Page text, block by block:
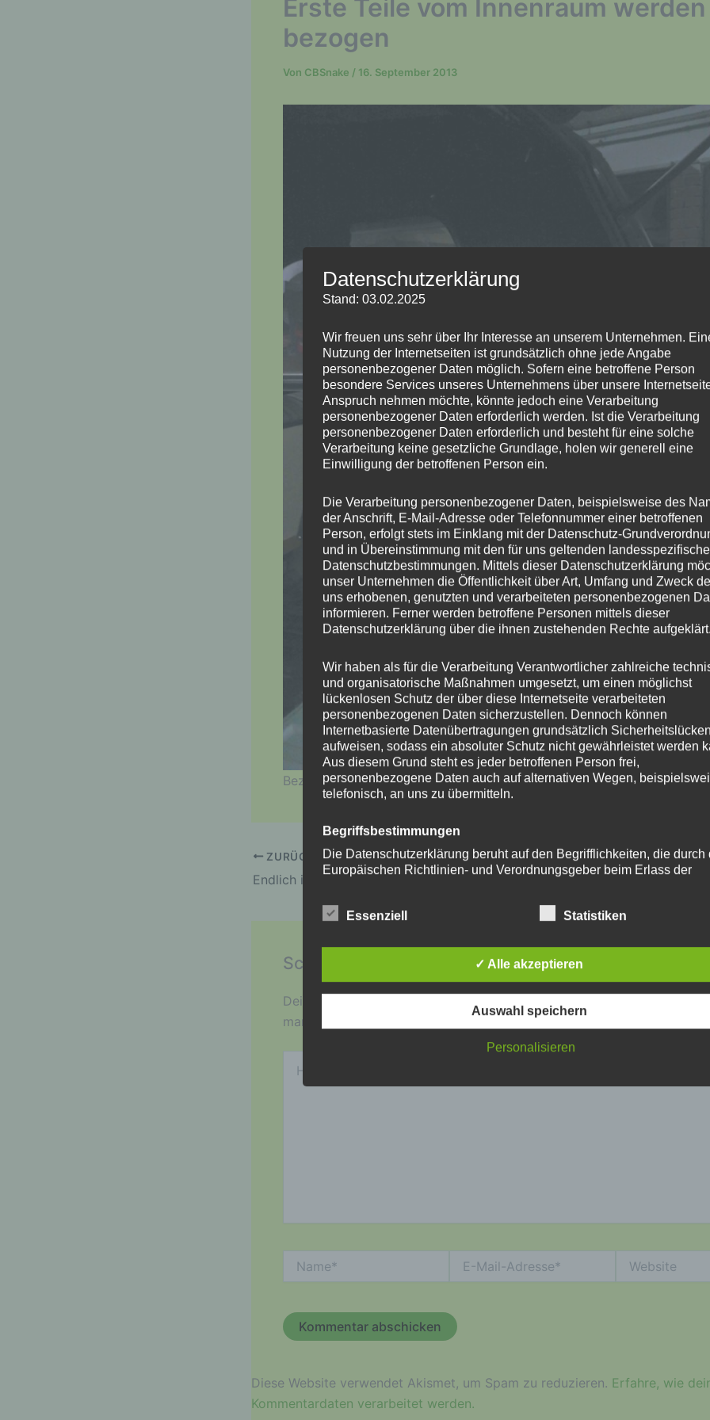
Erste Teile vom Innenraum werden
bezogen
Von CBSnake / 16. September 2013
Bezogen mit schwarzen selbstklebenden Velour
ZURÜCK
Endlich ist auch der letzte Vorhang im Bus
Schreibe einen Kommentar
Deine E-Mail-Adresse wird nicht veröffentlicht.
markiert
eingeben…
Mail-
Diese Website verwendet Akismet, um Spam zu reduzieren. Erfahre, wie
Kommentardaten verarbeitet werden.
Datenschutzerklärung
Stand: 03.02.2025
Wir freuen uns sehr über Ihr Interesse an unserem Unternehmen.
Nutzung der Internetseiten ist grundsätzlich ohne jede Angabe
personenbezogener Daten möglich. Sofern eine betroffene Person
besondere Services unseres Unternehmens über unsere
Anspruch nehmen möchte, könnte jedoch eine Verarbeitung
personenbezogener Daten erforderlich werden. Ist die Verarbeitung
personenbezogener Daten erforderlich und besteht für eine solche
Verarbeitung keine gesetzliche Grundlage, holen wir generell eine
Einwilligung der betroffenen Person ein.
Die Verarbeitung personenbezogener Daten, beispielsweise des
der Anschrift, E-Mail-Adresse oder Telefonnummer einer betroffenen
Person, erfolgt stets im Einklang mit der Datenschutz-
und in Übereinstimmung mit den für uns geltenden
Datenschutzbestimmungen. Mittels dieser Datenschutzerklärung
unser Unternehmen die Öffentlichkeit über Art, Umfang und Zweck
uns erhobenen, genutzten und verarbeiteten personenbezogenen
informieren. Ferner werden betroffene Personen mittels dieser
Datenschutzerklärung über die ihnen zustehenden Rechte
Wir haben als für die Verarbeitung Verantwortlicher zahlreiche
und organisatorische Maßnahmen umgesetzt, um einen möglichst
lückenlosen Schutz der über diese Internetseite verarbeiteten
personenbezogenen Daten sicherzustellen. Dennoch können
Internetbasierte Datenübertragungen grundsätzlich
aufweisen, sodass ein absoluter Schutz nicht gewährleistet werden
Aus diesem Grund steht es jeder betroffenen Person frei,
personenbezogene Daten auch auf alternativen Wegen,
telefonisch, an uns zu übermitteln.
Begriffsbestimmungen
Die Datenschutzerklärung beruht auf den Begrifflichkeiten, die durch
Europäischen Richtlinien- und Verordnungsgeber beim Erlass der
Kunden und Geschäftspartner einfach lesbar und verständlich sein.
Begrifflichkeiten erläutern.
Wir verwenden in dieser Datenschutzerklärung unter anderem die
a) personenbezogene Daten
Betroffene Person ist jede identifizierte oder identifizierbare
natürliche Person, deren personenbezogene Daten von dem
c) Verarbeitung
Zusammenhang mit personenbezogenen Daten wie das
das Erfassen, die Organisation, das Ordnen, die
Essenziell Statistiken
✓ Alle akzeptieren
Auswahl speichern
Personalisieren